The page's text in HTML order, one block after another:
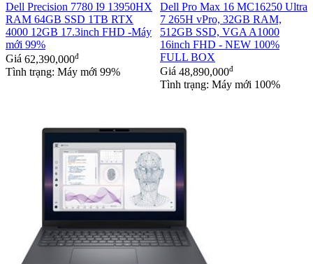
Dell Precision 7780 I9 13950HX
RAM 64GB SSD 1TB RTX
4000 12GB 17.3inch FHD -Máy
mới 99%
Giá 62,390,000đ
Tình trạng: Máy mới 99%
Dell Pro Max 16 MC16250 Ultra
7 265H vPro, 32GB RAM,
512GB SSD, VGA A1000
16inch FHD - NEW 100%
FULL BOX
Giá 48,890,000đ
Tình trạng: Máy mới 100%